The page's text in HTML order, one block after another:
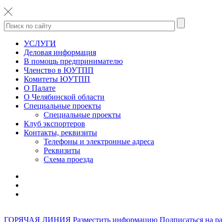
УСЛУГИ
Деловая информация
В помощь предпринимателю
Членство в ЮУТПП
Комитеты ЮУТПП
О Палате
О Челябинской области
Специальные проекты
Специальные проекты
Клуб экспортеров
Контакты, реквизиты
Телефоны и электронные адреса
Реквизиты
Схема проезда
ГОРЯЧАЯ ЛИНИЯ Разместить информацию Подписаться на